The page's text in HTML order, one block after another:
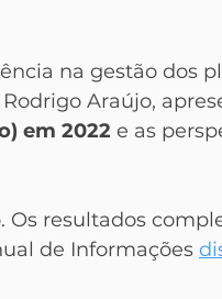
na gestão dos
Araújo,
em 2022 e as
Os resultados
de Informações